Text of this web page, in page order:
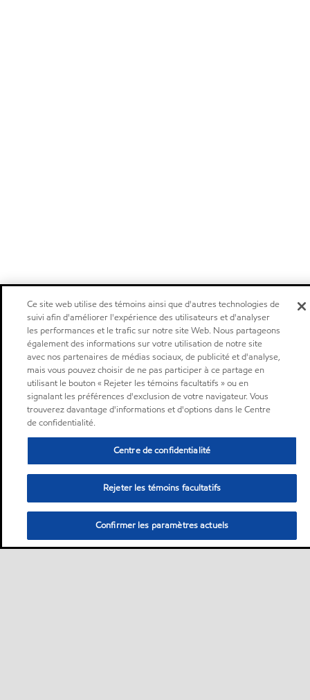
Ce site web utilise des témoins ainsi que d'autres technologies de
suivi afin d'améliorer l'expérience des utilisateurs et d'analyser
les performances et le trafic sur notre site Web. Nous partageons
également des informations sur votre utilisation de notre site
avec nos partenaires de médias sociaux, de publicité et d'analyse,
mais vous pouvez choisir de ne pas participer à ce partage en
utilisant le bouton « Rejeter les témoins facultatifs » ou en
signalant les préférences d'exclusion de votre navigateur. Vous
trouverez davantage d'informations et d'options dans le Centre
de confidentialité.
Centre de confidentialité
Rejeter les témoins facultatifs
Confirmer les paramètres actuels